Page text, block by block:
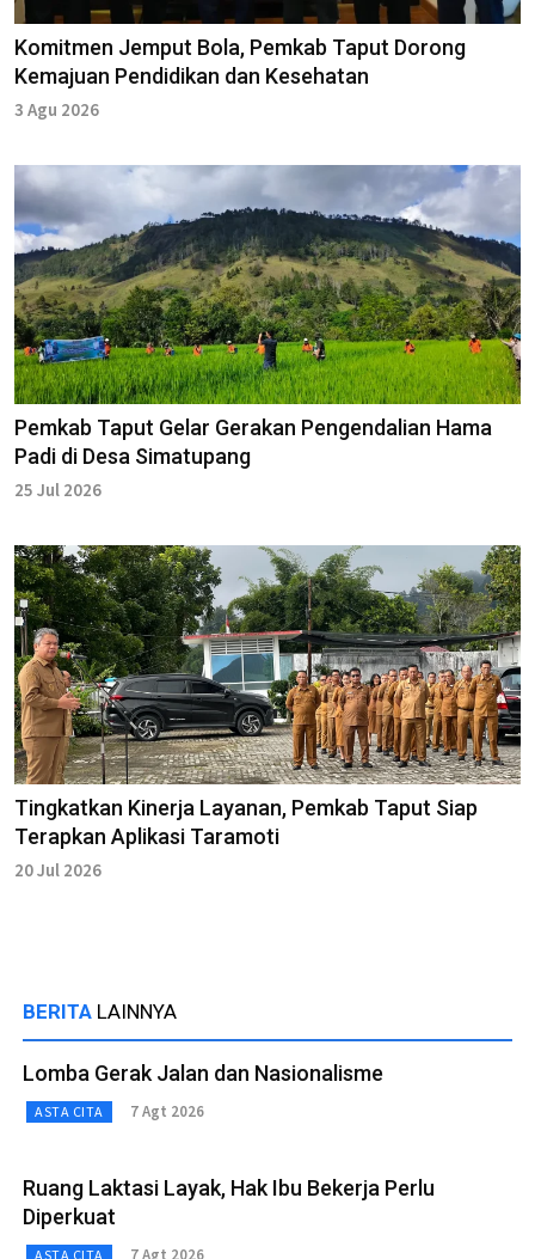
Komitmen Jemput Bola, Pemkab Taput Dorong
Kemajuan Pendidikan dan Kesehatan
3 Agu 2026
Pemkab Taput Gelar Gerakan Pengendalian Hama
Padi di Desa Simatupang
25 Jul 2026
Tingkatkan Kinerja Layanan, Pemkab Taput Siap
Terapkan Aplikasi Taramoti
20 Jul 2026
BERITA LAINNYA
Lomba Gerak Jalan dan Nasionalisme
ASTA CITA 7 Agt 2026
Ruang Laktasi Layak, Hak Ibu Bekerja Perlu
Diperkuat
ASTA CITA 7 Agt 2026